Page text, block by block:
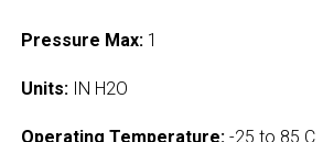
Pressure Max: 1
Units: IN H2O
Operating Temperature: -25 to 85 C